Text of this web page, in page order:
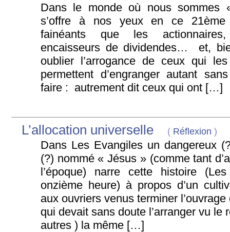
Dans le monde où nous
s’offre à nos yeux en ce
fainéants que les
encaisseurs de dividendes… et,
oublier l’arrogance de ceux qui
permettent d’engranger autant
faire : autrement dit ceux qui ont […]
L’allocation universelle ( Réflexion )
Dans Les Evangiles un dangereux
(?) nommé « Jésus » (comme tant
l’époque) narre cette histoire
onzième heure) à propos d’un
aux ouvriers venus terminer
qui devait sans doute l’arranger vu le
autres ) la même […]